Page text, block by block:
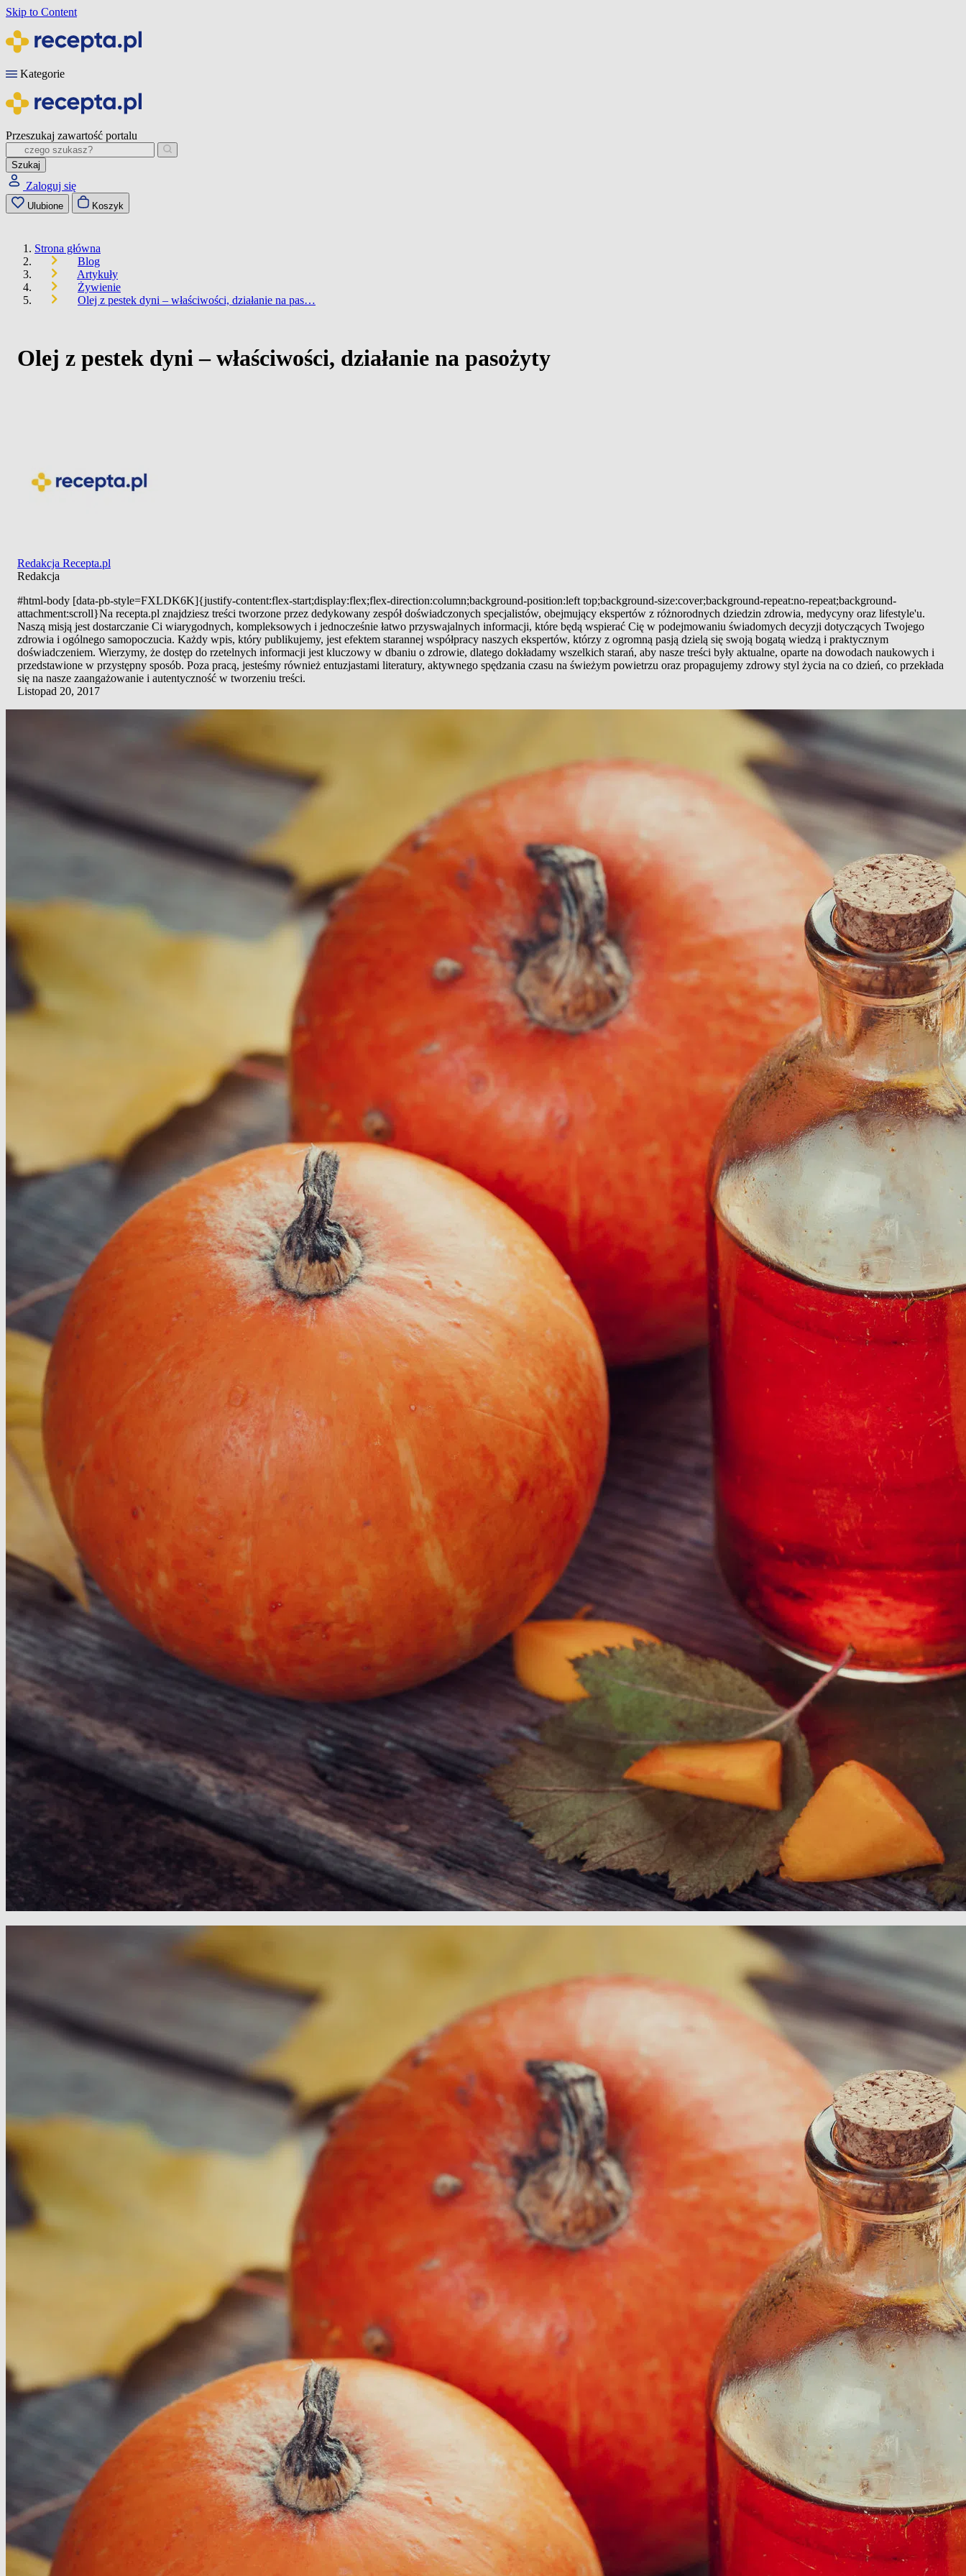
Skip to Content
Kategorie
Przeszukaj zawartość portalu
Szukaj
Zaloguj się
Ulubione Koszyk
Strona główna
Blog
Artykuły
Żywienie
Olej z pestek dyni – właściwości, działanie na pas…
Olej z pestek dyni – właściwości, działanie na pasożyty
Redakcja Recepta.pl
Redakcja
#html-body [data-pb-style=FXLDK6K]{justify-content:flex-start;display:flex;flex-direction:column;background-position:left top;background-size:cover;background-repeat:no-repeat;background-
attachment:scroll}Na recepta.pl znajdziesz treści tworzone przez dedykowany zespół doświadczonych specjalistów, obejmujący ekspertów z różnorodnych dziedzin zdrowia, medycyny oraz lifestyle'u.
Naszą misją jest dostarczanie Ci wiarygodnych, kompleksowych i jednocześnie łatwo przyswajalnych informacji, które będą wspierać Cię w podejmowaniu świadomych decyzji dotyczących Twojego
zdrowia i ogólnego samopoczucia. Każdy wpis, który publikujemy, jest efektem starannej współpracy naszych ekspertów, którzy z ogromną pasją dzielą się swoją bogatą wiedzą i praktycznym
doświadczeniem. Wierzymy, że dostęp do rzetelnych informacji jest kluczowy w dbaniu o zdrowie, dlatego dokładamy wszelkich starań, aby nasze treści były aktualne, oparte na dowodach naukowych i
przedstawione w przystępny sposób. Poza pracą, jesteśmy również entuzjastami literatury, aktywnego spędzania czasu na świeżym powietrzu oraz propagujemy zdrowy styl życia na co dzień, co przekłada
się na nasze zaangażowanie i autentyczność w tworzeniu treści.
Listopad 20, 2017